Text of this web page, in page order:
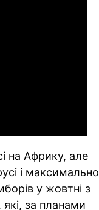
на Африку, але
і максимально
у жовтні з
які, за планами